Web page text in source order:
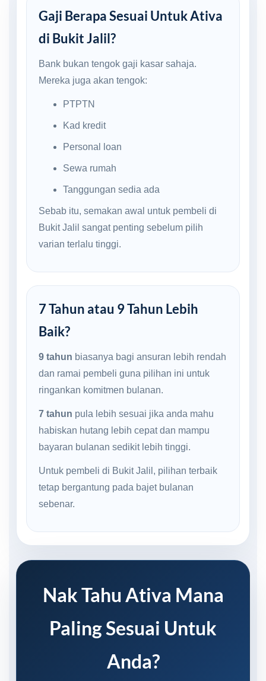
Gaji Berapa Sesuai Untuk Ativa
di Bukit Jalil?
Bank bukan tengok gaji kasar sahaja.
Mereka juga akan tengok:
PTPTN
Kad kredit
Personal loan
Sewa rumah
Tanggungan sedia ada
Sebab itu, semakan awal untuk pembeli di
Bukit Jalil sangat penting sebelum pilih
varian terlalu tinggi.
7 Tahun atau 9 Tahun Lebih
Baik?
9 tahun biasanya bagi ansuran lebih rendah
dan ramai pembeli guna pilihan ini untuk
ringankan komitmen bulanan.
7 tahun pula lebih sesuai jika anda mahu
habiskan hutang lebih cepat dan mampu
bayaran bulanan sedikit lebih tinggi.
Untuk pembeli di Bukit Jalil, pilihan terbaik
tetap bergantung pada bajet bulanan
sebenar.
Nak Tahu Ativa Mana
Paling Sesuai Untuk
Anda?